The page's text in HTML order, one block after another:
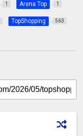
1 Arena Top 1
TopShopping 563